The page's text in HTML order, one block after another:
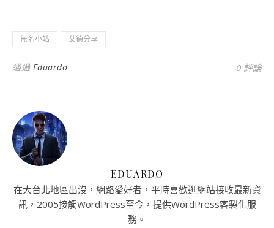
無名小站 艾德分享
通過 Eduardo 0 評論
EDUARDO
在大台北地區出沒，網路愛好者，平時喜歡逛網站接收最新資
訊，2005接觸WordPress至今，提供WordPress客製化服
務。